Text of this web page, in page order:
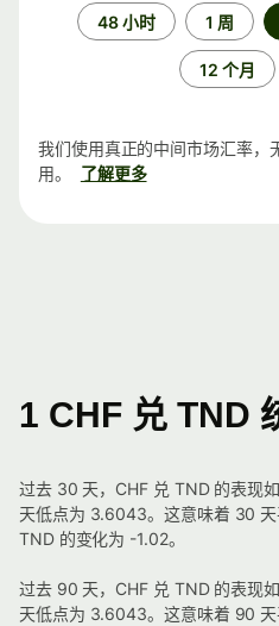
48 小时 1 周
12 个月
我们使用真正的中间市场汇率，
用。
了解更多
1 CHF 兑 TND
过去 30 天，CHF 兑 TND 的表现
天低点为 3.6043。这意味着 30
TND 的变化为 -1.02。
过去 90 天，CHF 兑 TND 的表现
天低点为 3.6043。这意味着 90